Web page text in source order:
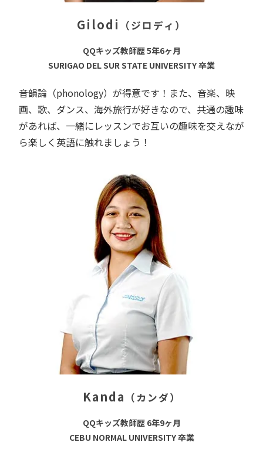
Gilodi （ジロディ）
QQキッズ教師歴 5年6ヶ月
SURIGAO DEL SUR STATE UNIVERSITY 卒業
音韻論（phonology）が得意です！また、音楽、映
画、歌、ダンス、海外旅行が好きなので、共通の趣味
があれば、一緒にレッスンでお互いの趣味を交えなが
ら楽しく英語に触れましょう！
Kanda （カンダ）
QQキッズ教師歴 6年9ヶ月
CEBU NORMAL UNIVERSITY 卒業